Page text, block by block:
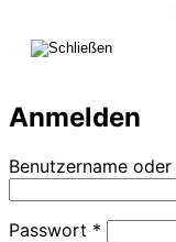
Anmelden
Benutzername
Passwort *